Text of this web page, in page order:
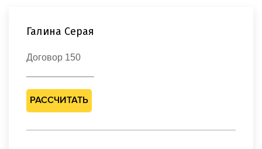
Галина Серая
Договор 150
РАССЧИТАТЬ